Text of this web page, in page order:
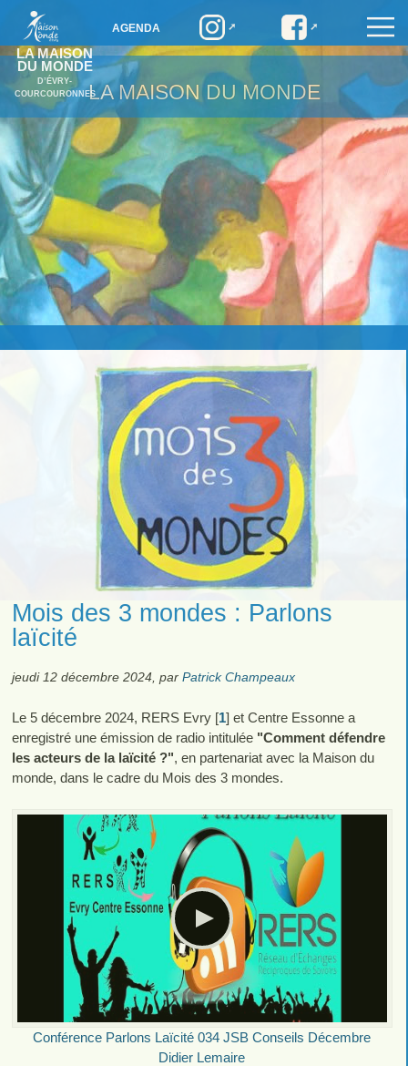
LA MAISON
DU MONDE
D’ÉVRY-
COURCOURONNES
AGENDA
LA MAISON DU MONDE
Mois des 3 mondes : Parlons
laïcité
jeudi 12 décembre 2024, par Patrick Champeaux
Le 5 décembre 2024, RERS Evry[1] et Centre Essonne a
enregistré une émission de radio intitulée "Comment défendre
les acteurs de la laïcité ?", en partenariat avec la Maison du
monde, dans le cadre du Mois des 3 mondes.
Conférence Parlons Laïcité 034 JSB Conseils Décembre
Didier Lemaire